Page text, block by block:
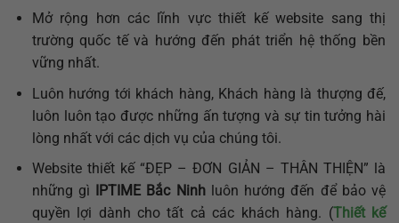
Mở rộng hơn các lĩnh vực thiết kế website sang thị
trường quốc tế và hướng đến phát triển hệ thống bền
vững nhất.
Luôn hướng tới khách hàng, Khách hàng là thượng đế,
luôn luôn tạo được những ấn tượng và sự tin tưởng hài
lòng nhất với các dịch vụ của chúng tôi.
Website thiết kế “ĐẸP – ĐƠN GIẢN – THÂN THIỆN” là
những gì
IPTIME Bắc Ninhluôn hướng đến để bảo vệ
quyền lợi dành cho tất cả các khách hàng. (Thiết kế